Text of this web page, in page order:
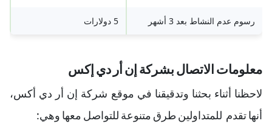
رسوم عدم النشاط بعد 3 أشهر 5 دولارات
معلومات الاتصال بشركة إن أر دي إكس
لاحظنا أثناء بحثنا وتدقيقنا في موقع شركة إن أر دي أكس،
أنها تقدم للمتداولين طرق متنوعة للتواصل معها وهي: